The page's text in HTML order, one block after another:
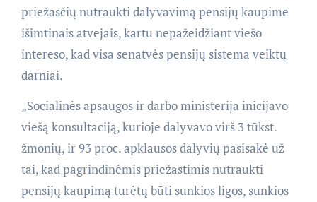
priežasčių nutraukti dalyvavimą pensijų kaupime
išimtinais atvejais, kartu nepažeidžiant viešo
intereso, kad visa senatvės pensijų sistema veiktų
darniai.
„Socialinės apsaugos ir darbo ministerija inicijavo
viešą konsultaciją, kurioje dalyvavo virš 3 tūkst.
žmonių, ir 93 proc. apklausos dalyvių pasisakė už
tai, kad pagrindinėmis priežastimis nutraukti
pensijų kaupimą turėtų būti sunkios ligos, sunkios